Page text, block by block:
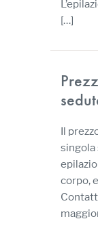
[…]
Il
corpo,